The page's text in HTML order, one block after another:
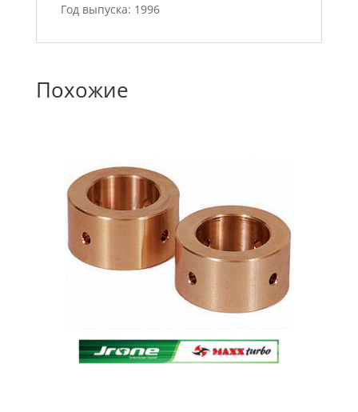
Год выпуска: 1996
Похожие